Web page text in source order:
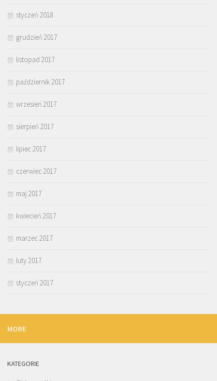
styczeń 2018
grudzień 2017
listopad 2017
październik 2017
wrzesień 2017
sierpień 2017
lipiec 2017
czerwiec 2017
maj 2017
kwiecień 2017
marzec 2017
luty 2017
styczeń 2017
MORE
KATEGORIE